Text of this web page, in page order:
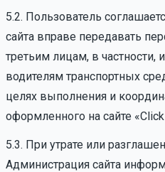
5.2. Пользователь
сайта вправе передавать
третьим лицам, в частности,
водителям транспортных
целях выполнения и
оформленного на сайте
5.3. При утрате или
Администрация сайта